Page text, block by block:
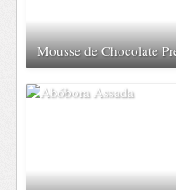
Mousse de Chocolate